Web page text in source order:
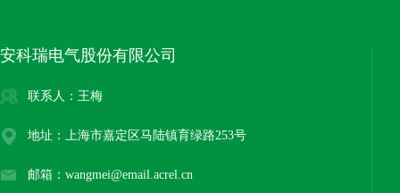
安科瑞电气股份有限公司
联系人：王梅
地址：上海市嘉定区马陆镇育绿路253号
邮箱：wangmei@email.acrel.cn